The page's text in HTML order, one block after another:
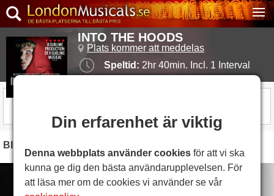
INTO THE HOODS
Plats kommer att meddelas
Speltid: 2hr 40min. Incl. 1 Interval
BILDER
Din erfarenhet är viktig
Denna webbplats använder cookies för att vi ska
kunna ge dig den bästa användarupplevelsen. För
att läsa mer om de cookies vi använder se vår